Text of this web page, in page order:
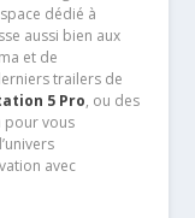
dédié à
aussi bien aux
et de
trailers de
5 Pro, ou des
pour vous
avec